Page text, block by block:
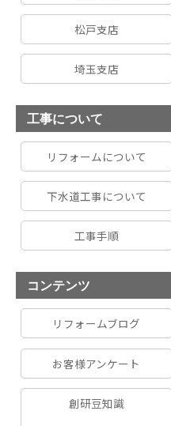
松戸支店
埼玉支店
工事について
リフォームについて
下水道工事について
工事手順
コンテンツ
リフォームブログ
お客様アンケート
創研豆知識